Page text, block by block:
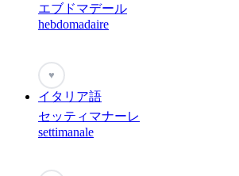
エブドマデール
hebdomadaire
♥
イタリア語
セッティマナーレ
settimanale